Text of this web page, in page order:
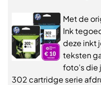
Met de
Ink
deze inkt
teksten
foto’s die
302 cartridge serie